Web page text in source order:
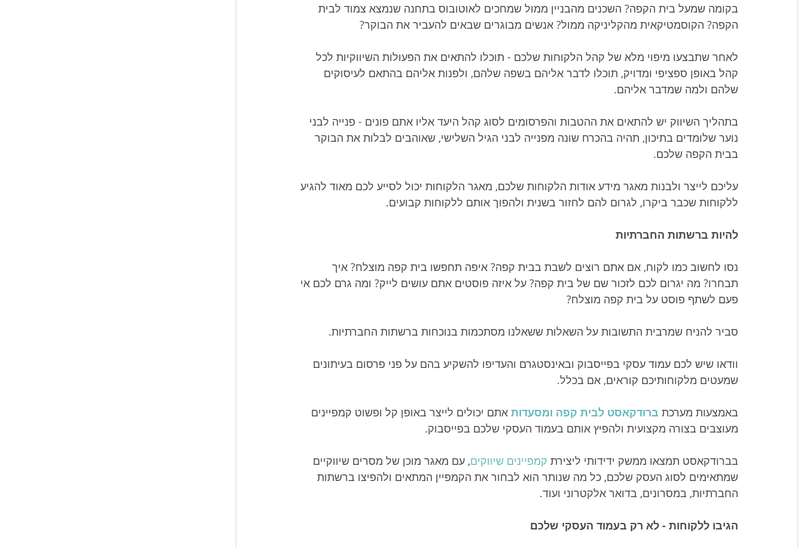
בקומה שמעל בית הקפה? השכנים מהבניין ממול שמחכים לאוטובוס בתחנה שנמצא צמוד לבית
הקפה? הקוסמטיקאית מהקליניקה ממול? אנשים מבוגרים שבאים להעביר את הבוקר?
לאחר שתבצעו מיפוי מלא של קהל הלקוחות שלכם - תוכלו להתאים את הפעולות השיווקיות לכל
קהל באופן ספציפי ומדויק, תוכלו לדבר אליהם בשפה שלהם, ולפנות אליהם בהתאם לעיסוקים
שלהם ולמה שמדבר אליהם.
בתהליך השיווק יש להתאים את ההטבות והפרסומים לסוג קהל היעד אליו אתם פונים - פנייה לבני
נוער שלומדים בתיכון, תהיה בהכרח שונה מפנייה לבני הגיל השלישי, שאוהבים לבלות את הבוקר
בבית הקפה שלכם.
עליכם לייצר ולבנות מאגר מידע אודות הלקוחות שלכם, מאגר הלקוחות יכול לסייע לכם מאוד להגיע
ללקוחות שכבר ביקרו, לגרום להם לחזור בשנית ולהפוך אותם ללקוחות קבועים.
להיות ברשתות החברתיות
נסו לחשוב כמו לקוח, אם אתם רוצים לשבת בבית קפה? איפה תחפשו בית קפה מוצלח? איך
תבחרו? מה יגרום לכם לזכור שם של בית קפה? על איזה פוסטים אתם עושים לייק? ומה גרם לכם אי
פעם לשתף פוסט על בית קפה מוצלח?
סביר להניח שמרבית התשובות על השאלות ששאלנו מסתכמות בנוכחות ברשתות החברתיות.
וודאו שיש לכם עמוד עסקי בפייסבוק ובאינסטגרם והעדיפו להשקיע בהם על פני פרסום בעיתונים
שמעטים מלקוחותיכם קוראים, אם בכלל.
באמצעות מערכת ברודקאסט לבית קפה ומסעדות אתם יכולים לייצר באופן קל ופשוט קמפיינים
מעוצבים בצורה מקצועית ולהפיץ אותם בעמוד העסקי שלכם בפייסבוק.
בברודקאסט תמצאו ממשק ידידותי ליצירת קמפיינים שיווקים, עם מאגר מוכן של מסרים שיווקיים
שמתאימים לסוג העסק שלכם, כל מה שנותר הוא לבחור את הקמפיין המתאים ולהפיצו ברשתות
החברתיות, במסרונים, בדואר אלקטרוני ועוד.
הגיבו ללקוחות - לא רק בעמוד העסקי שלכם